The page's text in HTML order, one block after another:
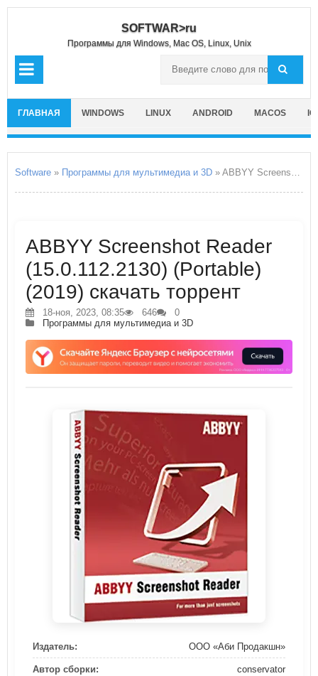
SOFTWAR>ru
Программы для Windows, Mac OS, Linux, Unix
ГЛАВНАЯ WINDOWS LINUX ANDROID MACOS
Software » Программы для мультимедиа и 3D » ABBYY Screenshot Reader
ABBYY Screenshot Reader
(15.0.112.2130) (Portable)
(2019) скачать торрент
18-ноя, 2023, 08:35 646
0
Программы для мультимедиа и 3D
Издатель: ООО «Аби Продакшн»
Автор сборки: conservator